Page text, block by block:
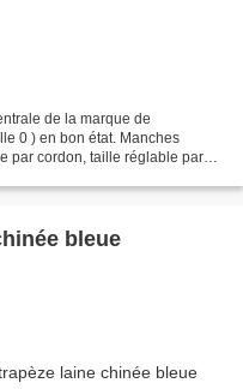
de la marque de
0 ) en bon état. Manches
par cordon, taille réglable par
bleue